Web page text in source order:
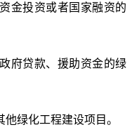
金投资或者国家融资的
府贷款、援助资金的绿
他绿化工程建设项目。